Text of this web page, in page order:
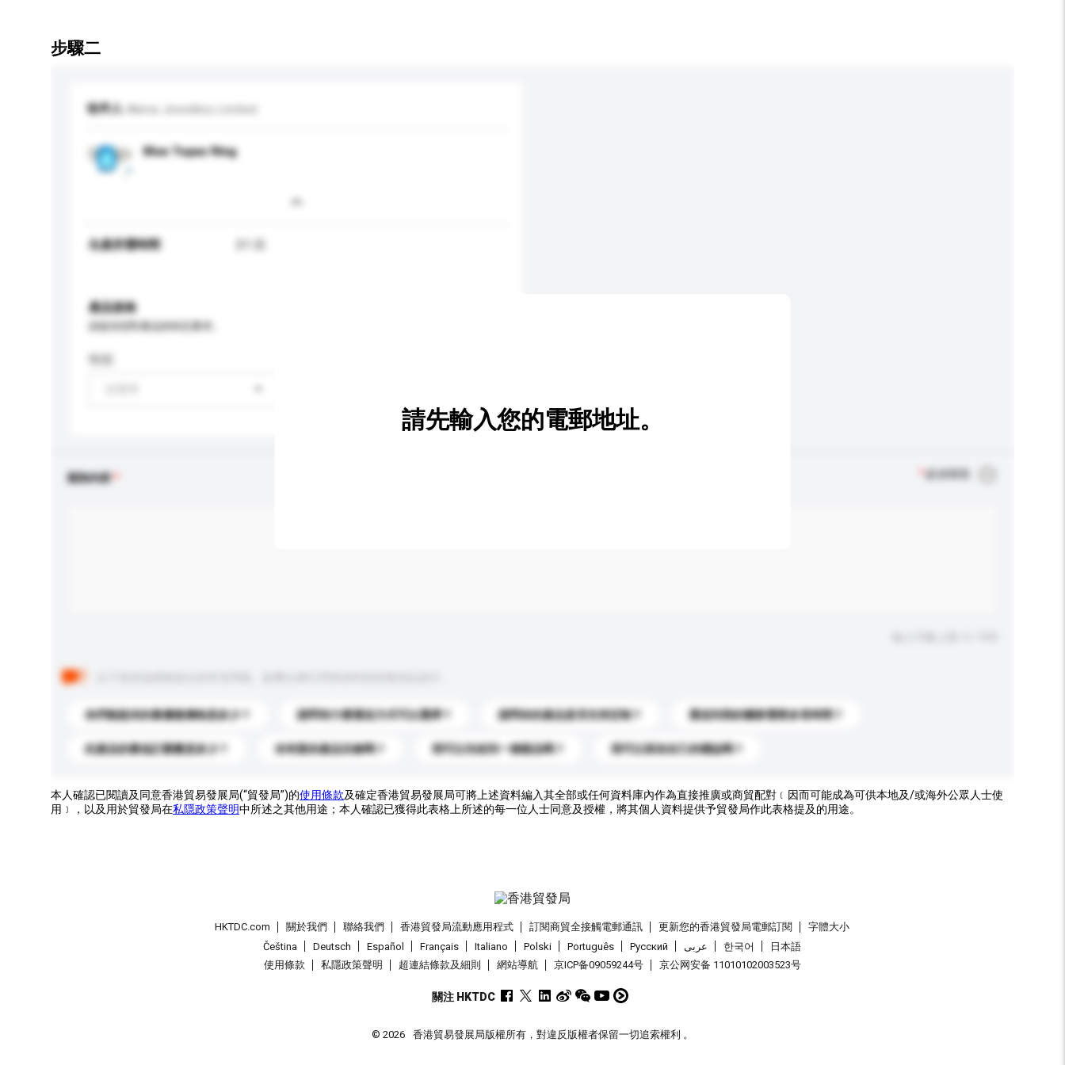
步驟二
收件人
Blue Topaz Ring
生產所需時間
產品規格
查詢內容
你們能提供的最優惠價格是多少？ 請問有什麼運送方式可以選擇？ 請問你的產品是否支持定制？ 運送到我的國家需要多長時間？
此產品的最低訂購量是多少？ 你有新的產品目錄嗎？ 我可以先收到一個樣品嗎？ 我可以添加自己的標誌嗎？
請先輸入您的電郵地址。
本人確認已閱讀及同意香港貿易發展局(“貿發局”)的使用條款及確定香港貿易發展局可將上述資料編入其全部或任何資料庫內作為直接推廣或商貿配對﹝因而可能成為可供本地及/或海外公眾人士使
用﹞，以及用於貿發局在私隱政策聲明中所述之其他用途；本人確認已獲得此表格上所述的每一位人士同意及授權，將其個人資料提供予貿發局作此表格提及的用途。
HKTDC.com 關於我們 聯絡我們 香港貿發局流動應用程式 訂閱商貿全接觸電郵通訊 更新您的香港貿發局電郵訂閱
字體大小
Čeština
Deutsch Español Français Italiano Polski Português Pусский عربى 한국어
日本語
使用條款
私隱政策聲明 超連結條款及細則 網站導航 京ICP备09059244号 京公网安备 11010102003523号
關注 HKTDC
© 2026 香港貿易發展局版權所有，對違反版權者保留一切追索權利 。